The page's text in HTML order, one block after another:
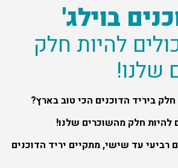
בוילג'
להיות חלק
שלנו!
ביריד הדוכנים הכי טוב בארץ?
להיות חלק מהשוכרים שלנו!
רביעי עד שישי, מתקיים יריד הדוכנים